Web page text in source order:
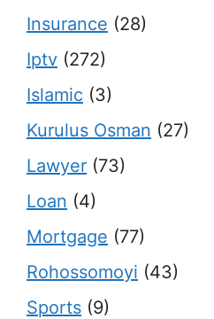
Insurance (28)
Iptv (272)
Islamic (3)
Kurulus Osman (27)
Lawyer (73)
Loan (4)
Mortgage (77)
Rohossomoyi (43)
Sports (9)